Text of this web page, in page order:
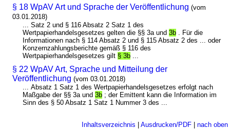
§ 18 WpAV Art und Sprache der Veröffentlichung (vom
03.01.2018)
... Satz 2 und § 116 Absatz 2 Satz 1 des
Wertpapierhandelsgesetzes gelten die §§ 3a und3b . Für die
Informationen nach § 114 Absatz 2 und § 115 Absatz 2 des ... oder
Konzernzahlungsberichte gemäß § 116 des
Wertpapierhandelsgesetzes gilt § 3b
§ 22 WpAV Art, Sprache und Mitteilung der
Veröffentlichung (vom 03.01.2018)
... Absatz 1 Satz 1 des Wertpapierhandelsgesetzes erfolgt nach
Maßgabe der §§ 3a und3b ; der Emittent kann die Information im
Sinn des § 50 Absatz 1 Satz 1 Nummer 3 des ...
Inhaltsverzeichnis | Ausdrucken/PDF| nach oben